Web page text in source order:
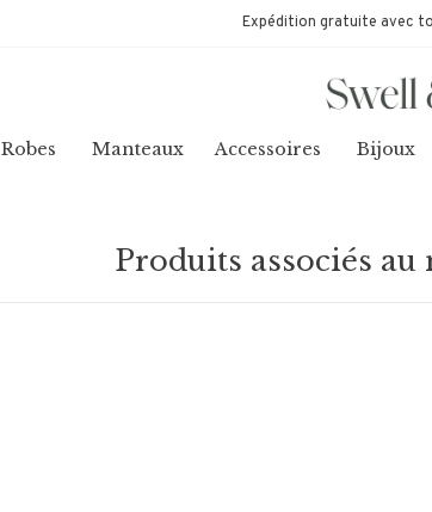
Expédition gratuite avec
Robes Manteaux Accessoires Bijoux
Produits associés au